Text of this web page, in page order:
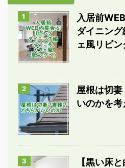
1
入居前
ダイニン
ェ風リビン
2
屋根は切
いのかを考
3
【黒い床